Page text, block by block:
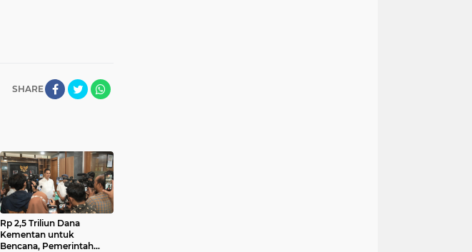
SHARE
Rp 2,5 Triliun Dana
Kementan untuk
Bencana, Pemerintah